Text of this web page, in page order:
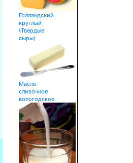
Голландский
круглый
(Твердые
сыры)
Масло
сливочное
вологодское